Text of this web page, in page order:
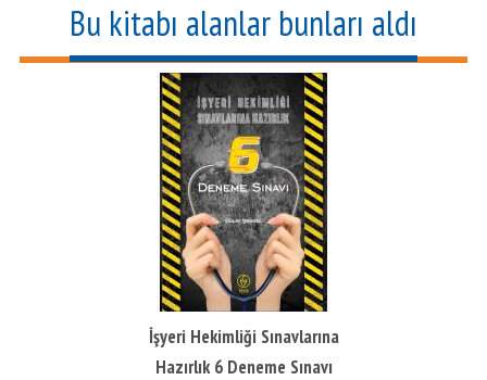
Bu kitabı alanlar bunları aldı
İşyeri Hekimliği Sınavlarına
Hazırlık 6 Deneme Sınavı